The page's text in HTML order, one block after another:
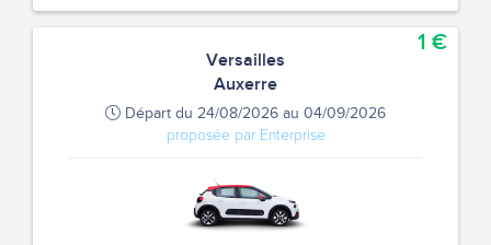
Versailles
Auxerre
Départ du 24/08/2026 au 04/09/2026
proposée par Enterprise
1 €